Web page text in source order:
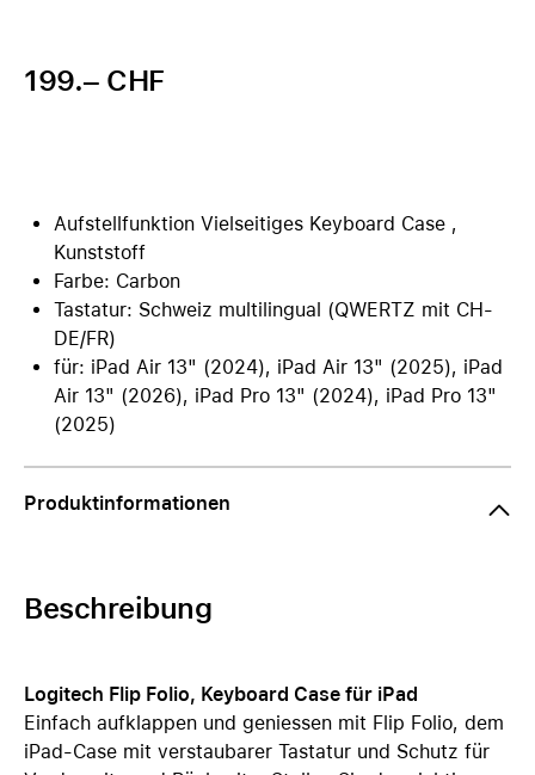
199.– CHF
Aufstellfunktion Vielseitiges Keyboard Case ,
Kunststoff
Farbe: Carbon
Tastatur: Schweiz multilingual (QWERTZ mit CH-
DE/FR)
für: iPad Air 13" (2024), iPad Air 13" (2025), iPad
Air 13" (2026), iPad Pro 13" (2024), iPad Pro 13"
(2025)
Produktinformationen
Beschreibung
Logitech Flip Folio, Keyboard Case für iPad
Einfach aufklappen und geniessen mit Flip Folio, dem
iPad-Case mit verstaubarer Tastatur und Schutz für